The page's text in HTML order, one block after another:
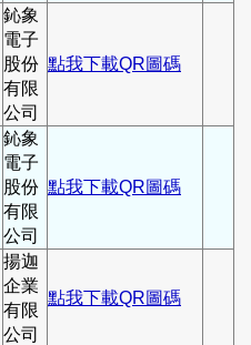
鈊象
電子
股份
有限
公司
點我下載QR圖碼
鈊象
電子
股份
有限
公司
點我下載QR圖碼
揚迦
企業
有限
公司
點我下載QR圖碼